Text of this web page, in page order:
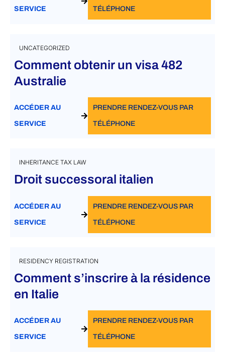
SERVICE TÉLÉPHONE
UNCATEGORIZED
Comment obtenir un visa 482
Australie
ACCÉDER AU
SERVICE
PRENDRE RENDEZ-VOUS PAR
TÉLÉPHONE
INHERITANCE TAX LAW
Droit successoral italien
ACCÉDER AU
SERVICE
PRENDRE RENDEZ-VOUS PAR
TÉLÉPHONE
RESIDENCY REGISTRATION
Comment s’inscrire à la résidence
en Italie
ACCÉDER AU
SERVICE
PRENDRE RENDEZ-VOUS PAR
TÉLÉPHONE